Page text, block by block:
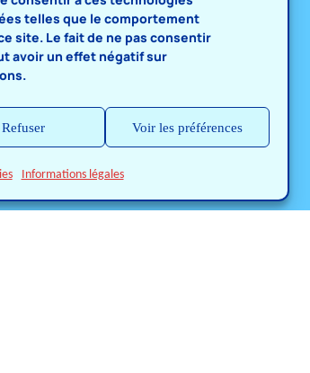
telles que le comportement
site. Le fait de ne pas consentir
avoir un effet négatif sur
Refuser Voir les préférences
Informations légales